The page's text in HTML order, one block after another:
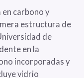
carbono y
estructura de
de
en la
incorporadas y
vidrio